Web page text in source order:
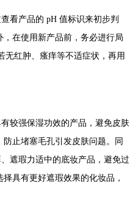
看产品的 pH 值标识来初步判
在使用新产品前，务必进行局
无红肿、瘙痒等不适症状，再用
较强保湿功效的产品，避免皮肤
止堵塞毛孔引发皮肤问题。同
遮瑕力适中的底妆产品，避免过
具有更好遮瑕效果的化妆品，